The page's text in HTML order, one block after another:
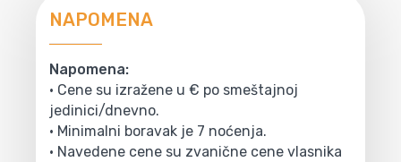
NAPOMENA
Napomena:
• Cene su izražene u € po smeštajnoj
jedinici/dnevno.
• Minimalni boravak je 7 noćenja.
• Navedene cene su zvanične cene vlasnika